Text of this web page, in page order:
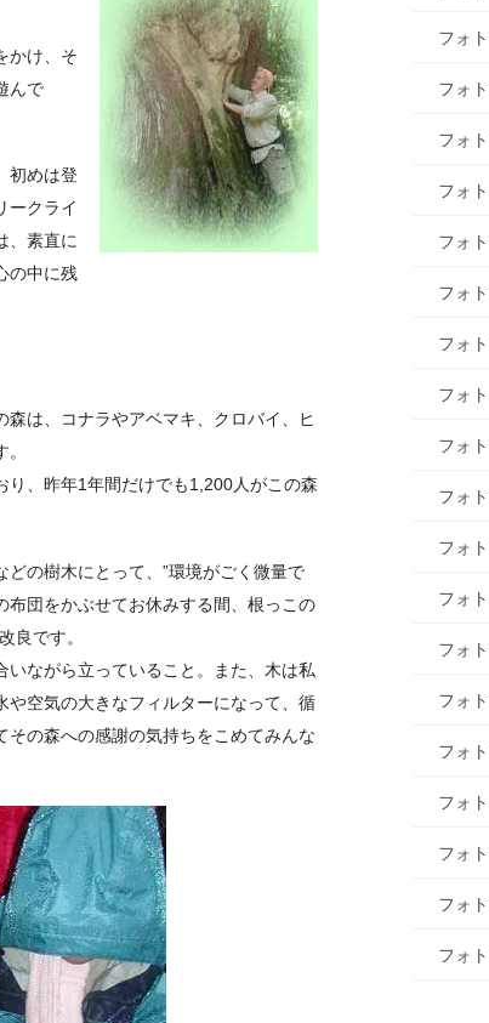
かけ、そ
んで
初めは登
ークライ
、素直に
の中に残
は、コナラやアベマキ、クロバイ、ヒ
、昨年1年間だけでも1,200人がこの森
の樹木にとって、”環境がごく微量で
団をかぶせてお休みする間、根っこの
良です。
ながら立っていること。また、木は私
空気の大きなフィルターになって、循
の森への感謝の気持ちをこめてみんな
フォ
フォ
フォ
フォ
フォ
フォ
フォ
フォ
フォ
フォ
フォ
フォ
フォ
フォ
フォ
フォ
フォ
フォ
フォ